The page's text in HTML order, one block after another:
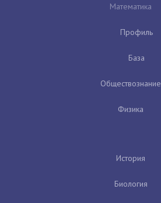
Математика
Профиль
База
Обществознание
Физика
История
Биология